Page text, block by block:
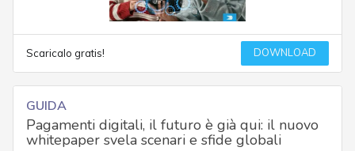
Scaricalo gratis! DOWNLOAD
GUIDA
Pagamenti digitali, il futuro è già qui: il nuovo
whitepaper svela scenari e sfide globali